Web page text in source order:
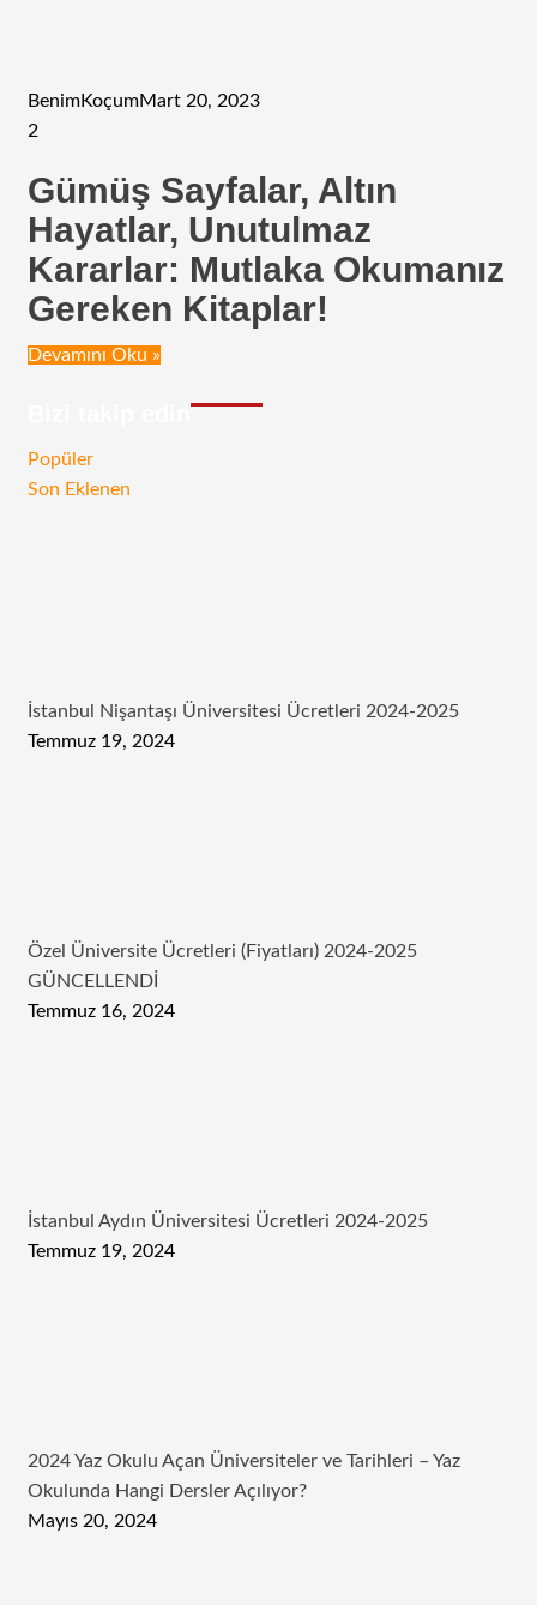
BenimKoçumMart 20, 2023
2
Gümüş Sayfalar, Altın
Hayatlar, Unutulmaz
Kararlar: Mutlaka Okumanız
Gereken Kitaplar!
Devamını Oku »
Popüler
Son Eklenen
İstanbul Nişantaşı Üniversitesi Ücretleri 2024-2025
Temmuz 19, 2024
Özel Üniversite Ücretleri (Fiyatları) 2024-2025
GÜNCELLENDİ
Temmuz 16, 2024
İstanbul Aydın Üniversitesi Ücretleri 2024-2025
Temmuz 19, 2024
2024 Yaz Okulu Açan Üniversiteler ve Tarihleri – Yaz
Okulunda Hangi Dersler Açılıyor?
Mayıs 20, 2024